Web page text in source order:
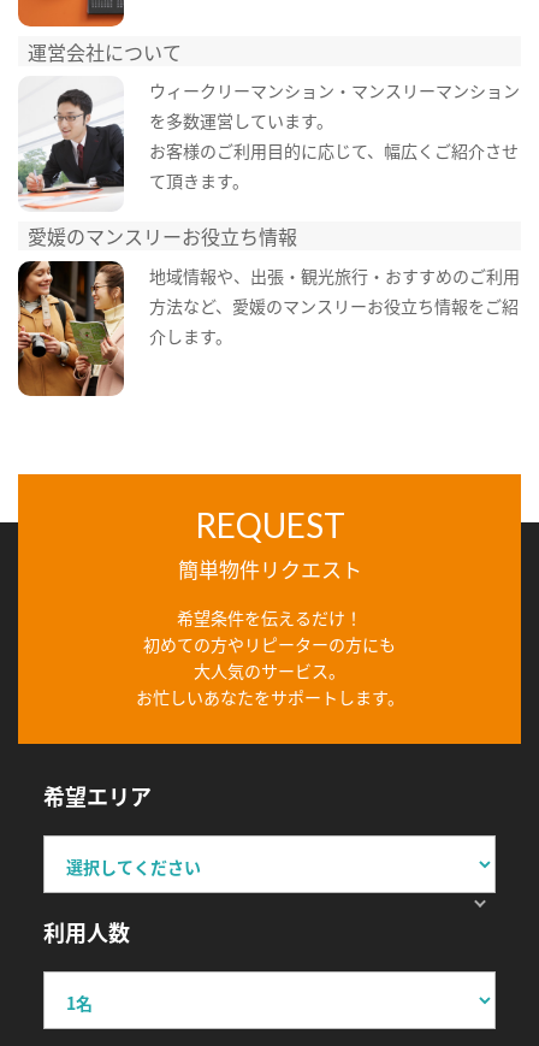
運営会社について
ウィークリーマンション・マンスリーマンション
を多数運営しています。
お客様のご利用目的に応じて、幅広くご紹介させ
て頂きます。
愛媛のマンスリーお役立ち情報
地域情報や、出張・観光旅行・おすすめのご利用
方法など、愛媛のマンスリーお役立ち情報をご紹
介します。
REQUEST
簡単物件リクエスト
希望条件を伝えるだけ！
初めての方やリピーターの方にも
大人気のサービス。
お忙しいあなたをサポートします。
希望エリア
利用人数